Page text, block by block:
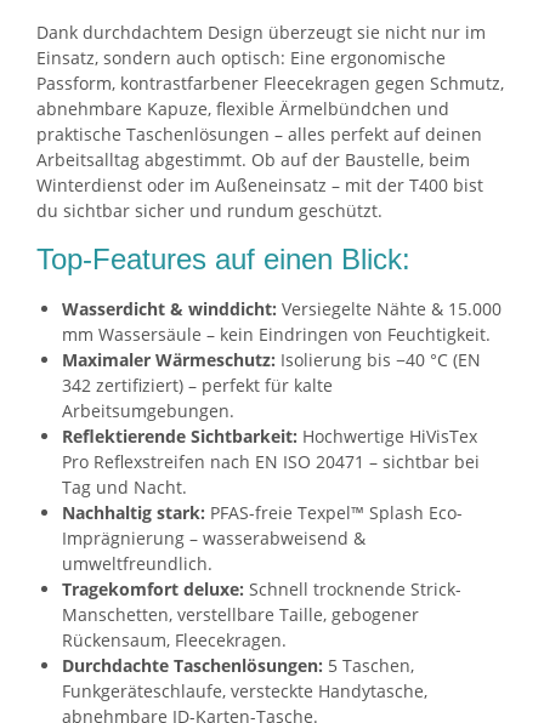
Dank durchdachtem Design überzeugt sie nicht nur im
Einsatz, sondern auch optisch: Eine ergonomische
Passform, kontrastfarbener Fleecekragen gegen Schmutz,
abnehmbare Kapuze, flexible Ärmelbündchen und
praktische Taschenlösungen – alles perfekt auf deinen
Arbeitsalltag abgestimmt. Ob auf der Baustelle, beim
Winterdienst oder im Außeneinsatz – mit der T400 bist
du sichtbar sicher und rundum geschützt.
Top-Features auf einen Blick:
Wasserdicht & winddicht: Versiegelte Nähte & 15.000
mm Wassersäule – kein Eindringen von Feuchtigkeit.
Maximaler Wärmeschutz: Isolierung bis −40 °C (EN
342 zertifiziert) – perfekt für kalte
Arbeitsumgebungen.
Reflektierende Sichtbarkeit: Hochwertige HiVisTex
Pro Reflexstreifen nach EN ISO 20471 – sichtbar bei
Tag und Nacht.
Nachhaltig stark: PFAS-freie Texpel™ Splash Eco-
Imprägnierung – wasserabweisend &
umweltfreundlich.
Tragekomfort deluxe: Schnell trocknende Strick-
Manschetten, verstellbare Taille, gebogener
Rückensaum, Fleecekragen.
Durchdachte Taschenlösungen: 5 Taschen,
Funkgeräteschlaufe, versteckte Handytasche,
abnehmbare ID-Karten-Tasche.